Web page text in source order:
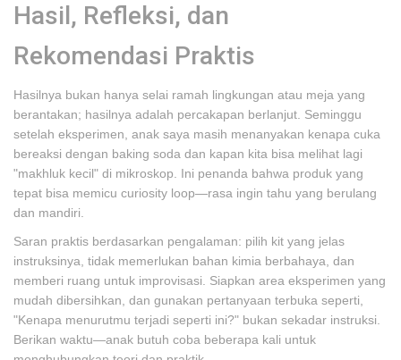
Hasil, Refleksi, dan
Rekomendasi Praktis
Hasilnya bukan hanya selai ramah lingkungan atau meja yang
berantakan; hasilnya adalah percakapan berlanjut. Seminggu
setelah eksperimen, anak saya masih menanyakan kenapa cuka
bereaksi dengan baking soda dan kapan kita bisa melihat lagi
"makhluk kecil" di mikroskop. Ini penanda bahwa produk yang
tepat bisa memicu curiosity loop—rasa ingin tahu yang berulang
dan mandiri.
Saran praktis berdasarkan pengalaman: pilih kit yang jelas
instruksinya, tidak memerlukan bahan kimia berbahaya, dan
memberi ruang untuk improvisasi. Siapkan area eksperimen yang
mudah dibersihkan, dan gunakan pertanyaan terbuka seperti,
"Kenapa menurutmu terjadi seperti ini?" bukan sekadar instruksi.
Berikan waktu—anak butuh coba beberapa kali untuk